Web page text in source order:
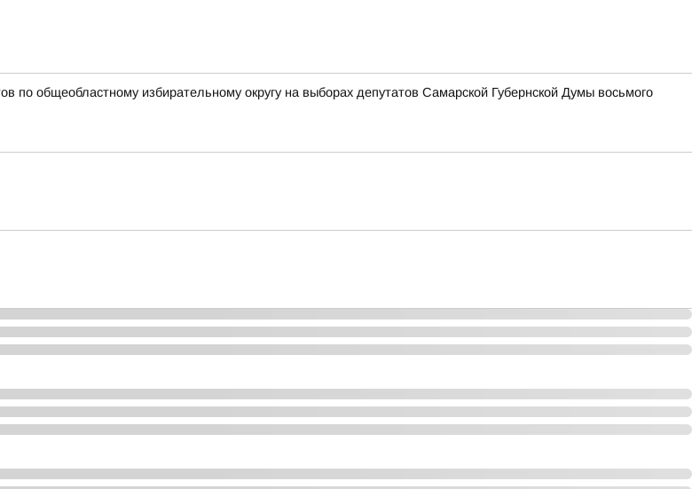
по общеобластному избирательному округу на выборах депутатов Самарской Губернской Думы восьмого